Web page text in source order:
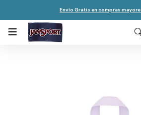
Envío Gratis en compras
